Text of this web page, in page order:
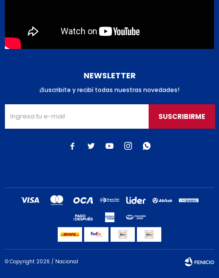
NEWSLETTER
¡Suscribite y recibí todas nuestras novedades!
SUSCRIBIRME
    
© Copyright 2026 / Nacional